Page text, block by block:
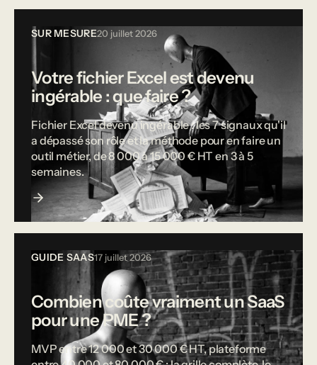
SUR MESURE20 juillet 2026
Votre fichier Excel est devenu
ingérable : que faire ?
Fichier Excel devenu ingérable : les 7 signaux qu'il
a dépassé son rôle et la méthode pour en faire un
outil métier, de 8 000 à 15 000 € HT en 3 à 5
semaines.
GUIDE SAAS17 juillet 2026
Combien coûte vraiment un SaaS
pour une PME ?
MVP entre 12 000 et 30 000 € HT, plateforme